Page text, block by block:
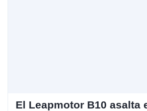
El Leapmotor B10 asalta